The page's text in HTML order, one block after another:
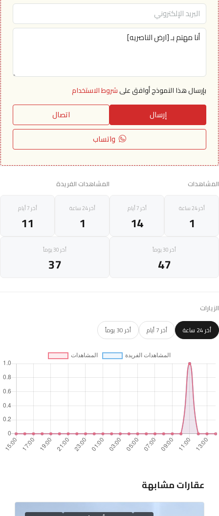
بإرسال هذا النموذج أوافق علىشروط الاستخدام
إرسال
اتصال
واتساب
المشاهدات
أخر 24 ساعة
1
أخر 7 أيام
14
أخر 30 يوماً
47
المشاهدات الفريدة
أخر 24 ساعة
1
أخر 7 أيام
11
أخر 30 يوماً
37
الزيارات
أخر 24 ساعة أخر 7 أيام أخر 30 يوماً
عقارات مشابهة